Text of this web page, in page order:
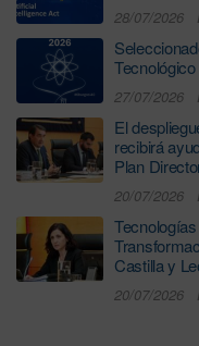
28/07/2026
27/07/2026
El
recibirá
Plan
20/07/2026
Castilla y
20/07/2026